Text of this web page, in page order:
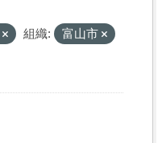
組織:
富山市